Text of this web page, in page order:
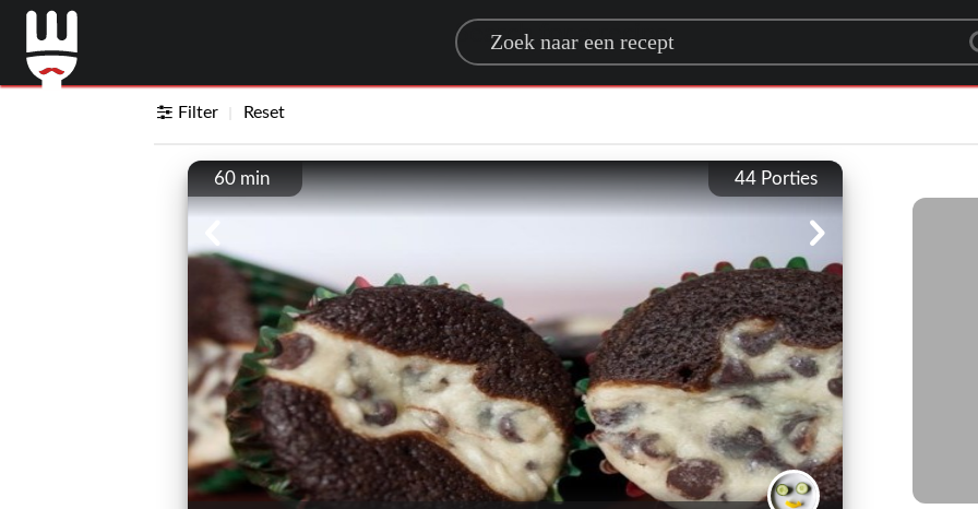
Search for a recipe
Filter Reset
44 Porties
60 min